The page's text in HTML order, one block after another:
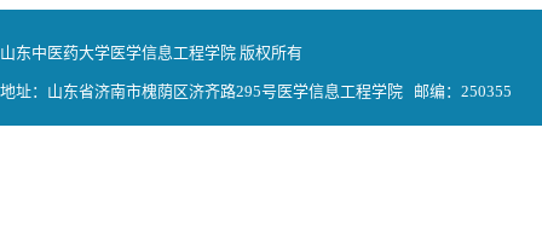
山东中医药大学医学信息工程学院 版权所有
地址：山东省济南市槐荫区济齐路295号医学信息工程学院 邮编：250355